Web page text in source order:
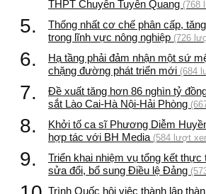
THPT Chuyên Tuyên Quang (768
5.
Thống nhất cơ chế phân cấp,
trong lĩnh vực nông nghiệp (726
6.
Hạ tầng phải đảm nhận một sứ
chặng đường phát triển mới (684
7.
Đề xuất tăng hơn 86 nghìn tỷ
sắt Lào Cai-Hà Nội-Hải Phòng
8.
Khởi tố ca sĩ Phương Diễm
hợp tác với BH Media (584 lượt
9.
Triển khai nhiệm vụ tổng kết thực
sửa đổi, bổ sung Điều lệ Đảng
Trình Quốc hội việc thành lập